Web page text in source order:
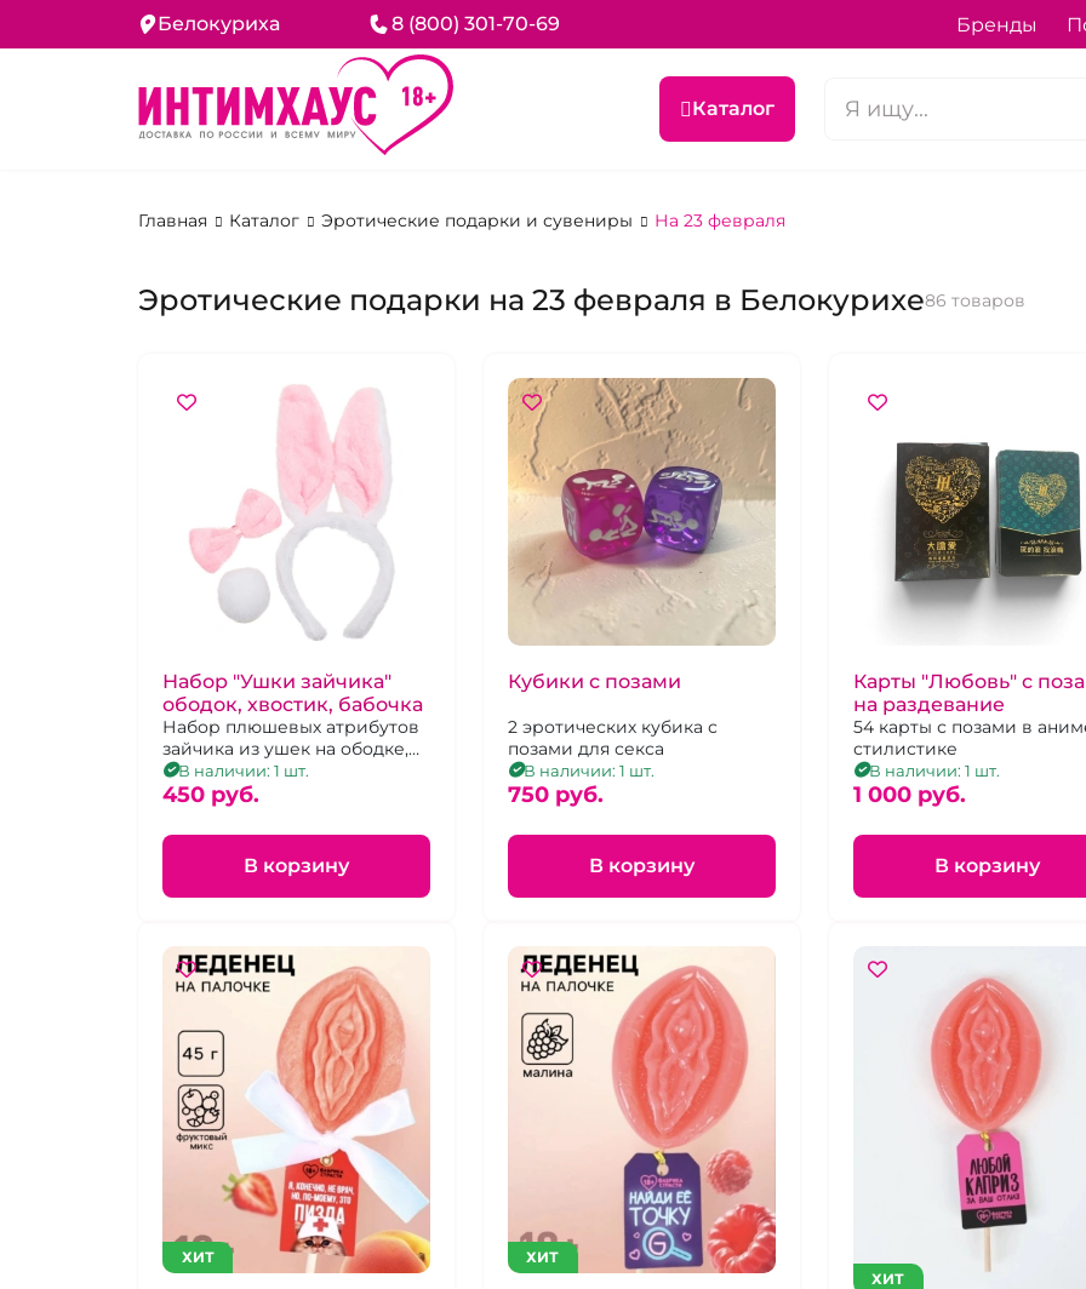
Белокуриха 8 (800) 301-70-69 Бренды
Каталог
Главная Каталог Эротические подарки и сувениры На 23 февраля
Эротические подарки на 23 февраля в Белокурихе86 товаров
Набор "Ушки зайчика"
ободок, хвостик, бабочка
Набор плюшевых атрибутов
зайчика из ушек на ободке,
хвостика и галстука-бабочки,
унисекс
В наличии: 1 шт.
450 pуб.
В корзину
Кубики с позами
2 эротических кубика с
позами для секса
В наличии: 1 шт.
750 pуб.
В корзину
Карты "Любовь" с
на раздевание
54 карты с позами в
стилистике
В наличии: 1 шт.
1 000 pуб.
В корзину
ХИТ ХИТ
ХИТ